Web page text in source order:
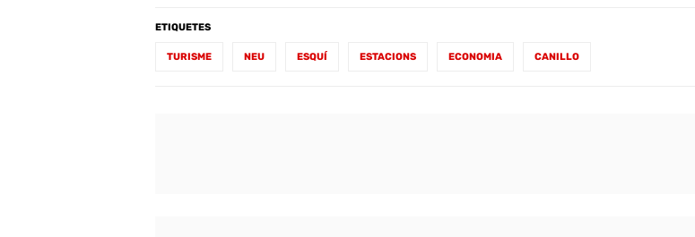
ETIQUETES
TURISME NEU ESQUÍ ESTACIONS ECONOMIA CANILLO